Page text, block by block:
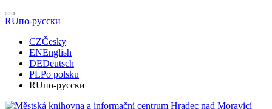
RUпо-русски
CZČesky
ENEnglish
DEDeutsch
PLPo polsku
RUпо-русски